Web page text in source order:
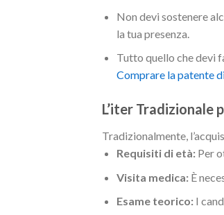
Non devi sostenere
la tua presenza.
Tutto quello che devi
Comprare la patente
L’iter Tradizionale
Tradizionalmente,
Requisiti di età:Per
Visita medica:È
Esame teorico:I